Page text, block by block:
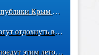
Детские лагеря Республики Крым готовы к приёму ямальских детей
Юные ямальцы смогут отдохнуть в детских лагерях Крыма
Ямальские ребята поедут этим летом в лагеря! Все расходы берёт на